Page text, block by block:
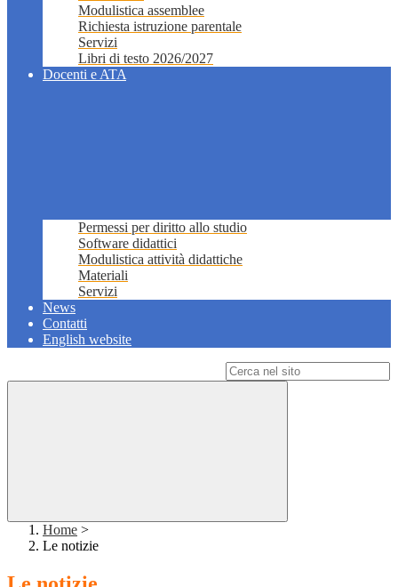
Modulistica assemblee
Richiesta istruzione parentale
Servizi
Libri di testo 2026/2027
Docenti e ATA
Permessi per diritto allo studio
Software didattici
Modulistica attività didattiche
Materiali
Servizi
News
Contatti
English website
Home >
Le notizie